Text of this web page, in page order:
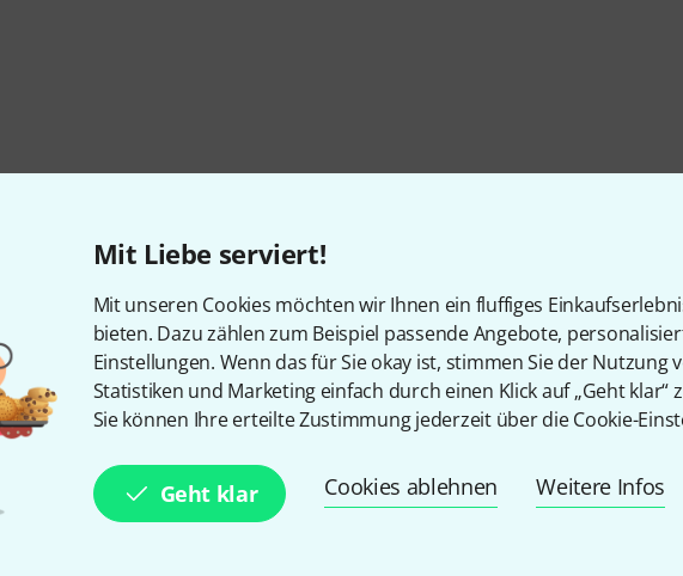
Mit Liebe serviert!
Mit unseren Cookies möchten wir Ihnen ein fluffiges
bieten. Dazu zählen zum Beispiel passende Angebote,
Einstellungen. Wenn das für Sie okay ist, stimmen Sie der Nutzung
Statistiken und Marketing einfach durch einen Klick auf „Geht klar“
Sie können Ihre erteilte Zustimmung jederzeit über die Cookie-
Geht klar Cookies ablehnen Weitere Infos
Gefällt Ihnen, was Sie sehen?
Teilen Hilfe & Feedback